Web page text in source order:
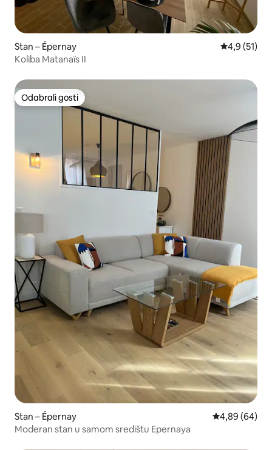
Stan – Épernay Prosječna
4,9 (51)
Koliba Matanaïs II
Odabrali gosti
Odabrali gosti
Stan – Épernay Prosječna
4,89 (64)
Moderan stan u samom središtu Epernaya